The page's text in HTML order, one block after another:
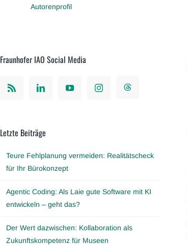
Autorenprofil
Fraunhofer IAO Social Media
Letzte Beiträge
Teure Fehlplanung vermeiden: Realitätscheck
für Ihr Bürokonzept
Agentic Coding: Als Laie gute Software mit KI
entwickeln – geht das?
Der Wert dazwischen: Kollaboration als
Zukunftskompetenz für Museen